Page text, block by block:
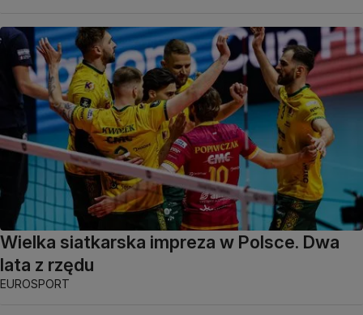
Wielka siatkarska impreza w Polsce. Dwa
lata z rzędu
EUROSPORT